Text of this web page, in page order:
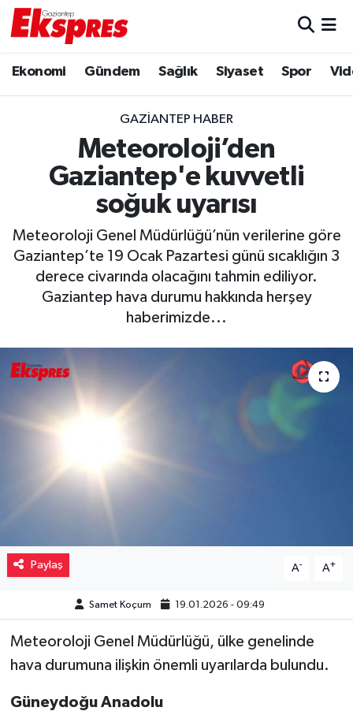
Ekonomi Gündem Sağlık Siyaset Spor
GAZIANTEP HABER
Meteoroloji’den
Gaziantep'e kuvvetli
soğuk uyarısı
Meteoroloji Genel Müdürlüğü’nün verilerine göre
Gaziantep’te 19 Ocak Pazartesi günü sıcaklığın 3
derece civarında olacağını tahmin ediliyor.
Gaziantep hava durumu hakkında herşey
haberimizde...
Paylaş A- A+
Samet Koçum 19.01.2026 - 09:49
Meteoroloji Genel Müdürlüğü, ülke genelinde
hava durumuna ilişkin önemli uyarılarda bulundu.
Güneydoğu Anadolu
Ekonomi
Gaziantep son dakika
Genel
Haberler
Kültür Sanat
Müzik
Piyasa
Resmi İlanlar
Spor
Teknoloji
Türkiye
Trafik Durumu
Puan Durumu ve Fikstür
Tüm Manşetler
Son Dakika Haberleri
Haber Arşivi